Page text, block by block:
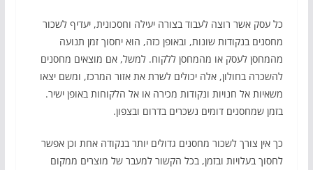
כל עסק אשר רוצה לעבוד בצורה יעילה וחסכונית, יעדיף לשכור
מחסנים בנקודות שונות, ובאופן כזה, הוא יחסוך זמן תנועה
מהמחסן לעסק או מהמחסן ללקוח. למשל, אם מוצאים מחסנים
להשכרה בחולון, אלה יכולים לשרת את אזור המרכז, ומשם יצאו
משאיות אל חנויות ונקודות מכירה או אל הלקוחות באופן ישיר.
בזמן שמחסנים דומים נשכרים בדרום ובצפון.
כך אין צורך לשכור מחסנים גדולים יותר בנקודה אחת וכן אפשר
לחסוך בעלויות ובזמן, בכל הקשור למעבר של מוצרים ממקום